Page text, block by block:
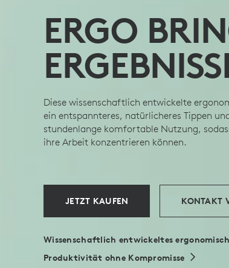
ERGO
Diese wissenschaftlich entwickelte
ein entspannteres, natürlicheres Tippen
stundenlange komfortable Nutzung,
ihre Arbeit konzentrieren können.
JETZT KAUFEN KONTAKT
Wissenschaftlich entwickeltes
Produktivität ohne Kompromisse